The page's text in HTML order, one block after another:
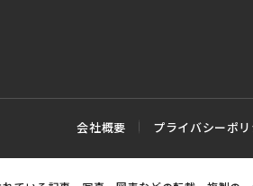
会社概要 プライバシーポ